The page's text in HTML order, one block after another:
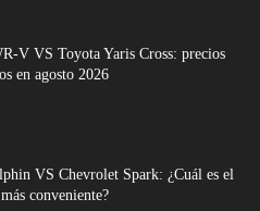
V VS Toyota Yaris Cross: precios
en agosto 2026
VS Chevrolet Spark: ¿Cuál es el
conveniente?